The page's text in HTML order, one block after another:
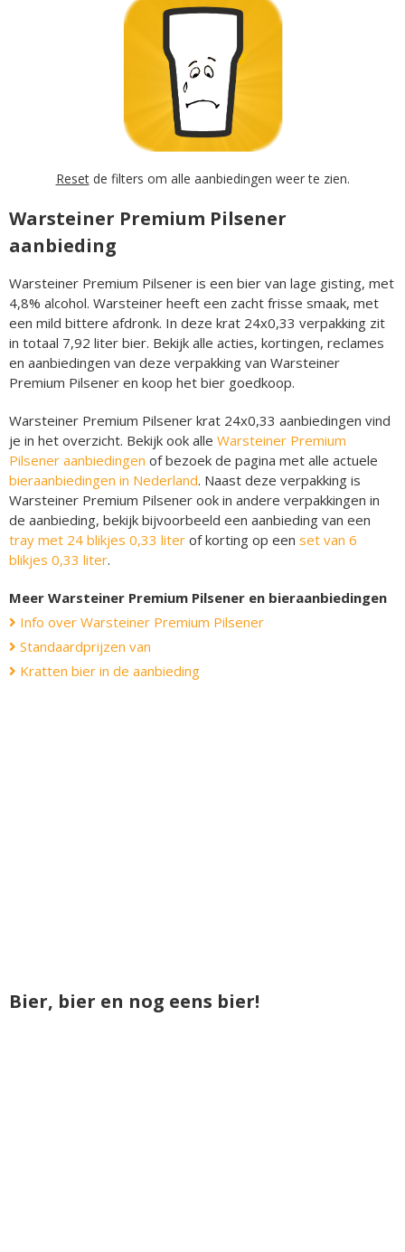
Resetde filters om alle aanbiedingen weer te zien.
Warsteiner Premium Pilsener
aanbieding
Warsteiner Premium Pilsener is een bier van lage gisting, met
4,8% alcohol. Warsteiner heeft een zacht frisse smaak, met
een mild bittere afdronk. In deze krat 24x0,33 verpakking zit
in totaal 7,92 liter bier. Bekijk alle acties, kortingen, reclames
en aanbiedingen van deze verpakking van Warsteiner
Premium Pilsener en koop het bier goedkoop.
Warsteiner Premium Pilsener krat 24x0,33 aanbiedingen vind
je in het overzicht. Bekijk ook alle Warsteiner Premium
Pilsener aanbiedingen of bezoek de pagina met alle actuele
bieraanbiedingen in Nederland. Naast deze verpakking is
Warsteiner Premium Pilsener ook in andere verpakkingen in
de aanbieding, bekijk bijvoorbeeld een aanbieding van een
tray met 24 blikjes 0,33 liter of korting op een set van 6
blikjes 0,33 liter.
Meer Warsteiner Premium Pilsener en bieraanbiedingen
Info over Warsteiner Premium Pilsener
Standaardprijzen van
Kratten bier in de aanbieding
Bier, bier en nog eens bier!